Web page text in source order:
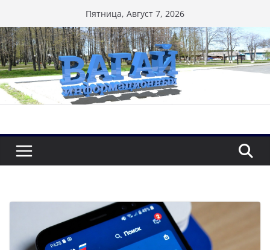
к
содержимому
Пятница, Август 7, 2026